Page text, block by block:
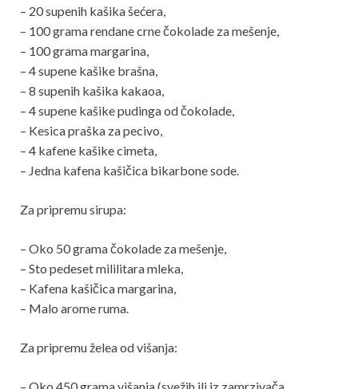
– 20 supenih kašika šećera,
– 100 grama rendane crne čokolade za mešenje,
– 100 grama margarina,
– 4 supene kašike brašna,
– 8 supenih kašika kakaoa,
– 4 supene kašike pudinga od čokolade,
– Kesica praška za pecivo,
– 4 kafene kašike cimeta,
– Jedna kafena kašičica bikarbone sode.
Za pripremu sirupa:
– Oko 50 grama čokolade za mešenje,
– Sto pedeset mililitara mleka,
– Kafena kašičica margarina,
– Malo arome ruma.
Za pripremu želea od višanja: